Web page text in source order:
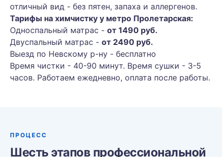
отличный вид - без пятен, запаха и аллергенов.
Тарифы на химчистку у метро Пролетарская:
Односпальный матрас - от 1490 руб.
Двуспальный матрас - от 2490 руб.
Выезд по Невскому р-ну - бесплатно
Время чистки - 40-90 минут. Время сушки - 3-5
часов. Работаем ежедневно, оплата после работы.
ПРОЦЕСС
Шесть этапов профессиональной